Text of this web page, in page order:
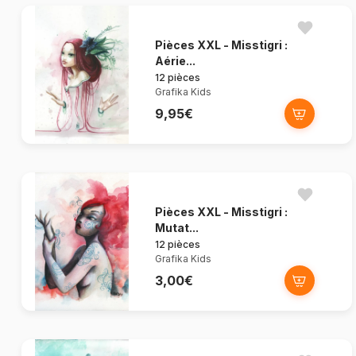
Pièces XXL - Misstigri :
Aérie...
12 pièces
Grafika Kids
9,95€
Pièces XXL - Misstigri :
Mutat...
12 pièces
Grafika Kids
3,00€